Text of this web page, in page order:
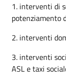
1. interventi di
potenziamento
2. interventi
3. interventi
ASL e taxi